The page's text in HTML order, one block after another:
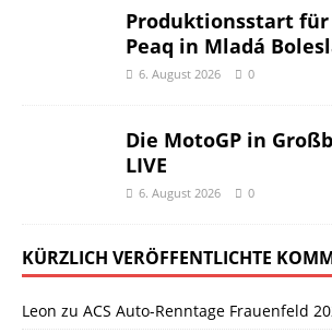
Produktionsstart für
Peaq in Mladá
6. August 2026 0
Die MotoGP in
LIVE
6. August 2026 0
KÜRZLICH VERÖFFENTLICHTE
Leon zu ACS Auto-Renntage Frauenfeld